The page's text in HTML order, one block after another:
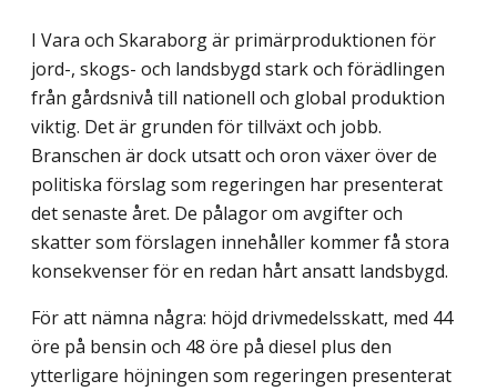
I Vara och Skaraborg är primärproduktionen för
jord-, skogs- och landsbygd stark och förädlingen
från gårdsnivå till nationell och global produktion
viktig. Det är grunden för tillväxt och jobb.
Branschen är dock utsatt och oron växer över de
politiska förslag som regeringen har presenterat
det senaste året. De pålagor om avgifter och
skatter som förslagen innehåller kommer få stora
konsekvenser för en redan hårt ansatt landsbygd.
För att nämna några: höjd drivmedelsskatt, med 44
öre på bensin och 48 öre på diesel plus den
ytterligare höjningen som regeringen presenterat